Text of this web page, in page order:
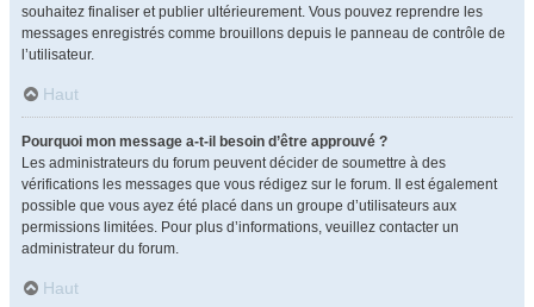
souhaitez finaliser et publier ultérieurement. Vous pouvez reprendre les
messages enregistrés comme brouillons depuis le panneau de contrôle de
l’utilisateur.
Haut
Pourquoi mon message a-t-il besoin d’être approuvé ?
Les administrateurs du forum peuvent décider de soumettre à des
vérifications les messages que vous rédigez sur le forum. Il est également
possible que vous ayez été placé dans un groupe d’utilisateurs aux
permissions limitées. Pour plus d’informations, veuillez contacter un
administrateur du forum.
Haut